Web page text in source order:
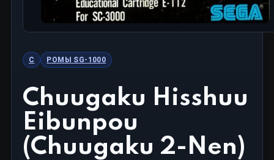
C РОМЫ SG-1000
Chuugaku Hisshuu
Eibunpou
(Chuugaku 2-Nen)